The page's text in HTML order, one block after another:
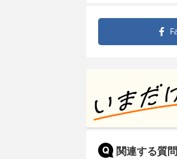
関連する質問